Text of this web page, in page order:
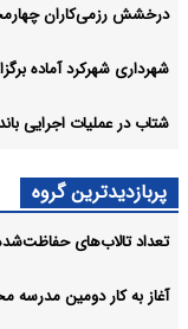
درخشش رزمی‌کاران
شهرداری شهرکرد آماده
شتاب در عملیات اجرایی
پربازدیدترین گروه
تعداد تالاب‌های حفاظت‌شده
آغاز به کار دومین مدرسه